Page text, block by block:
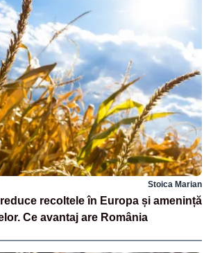
Stoica Marian
recoltele în Europa și amenință
Ce avantaj are România